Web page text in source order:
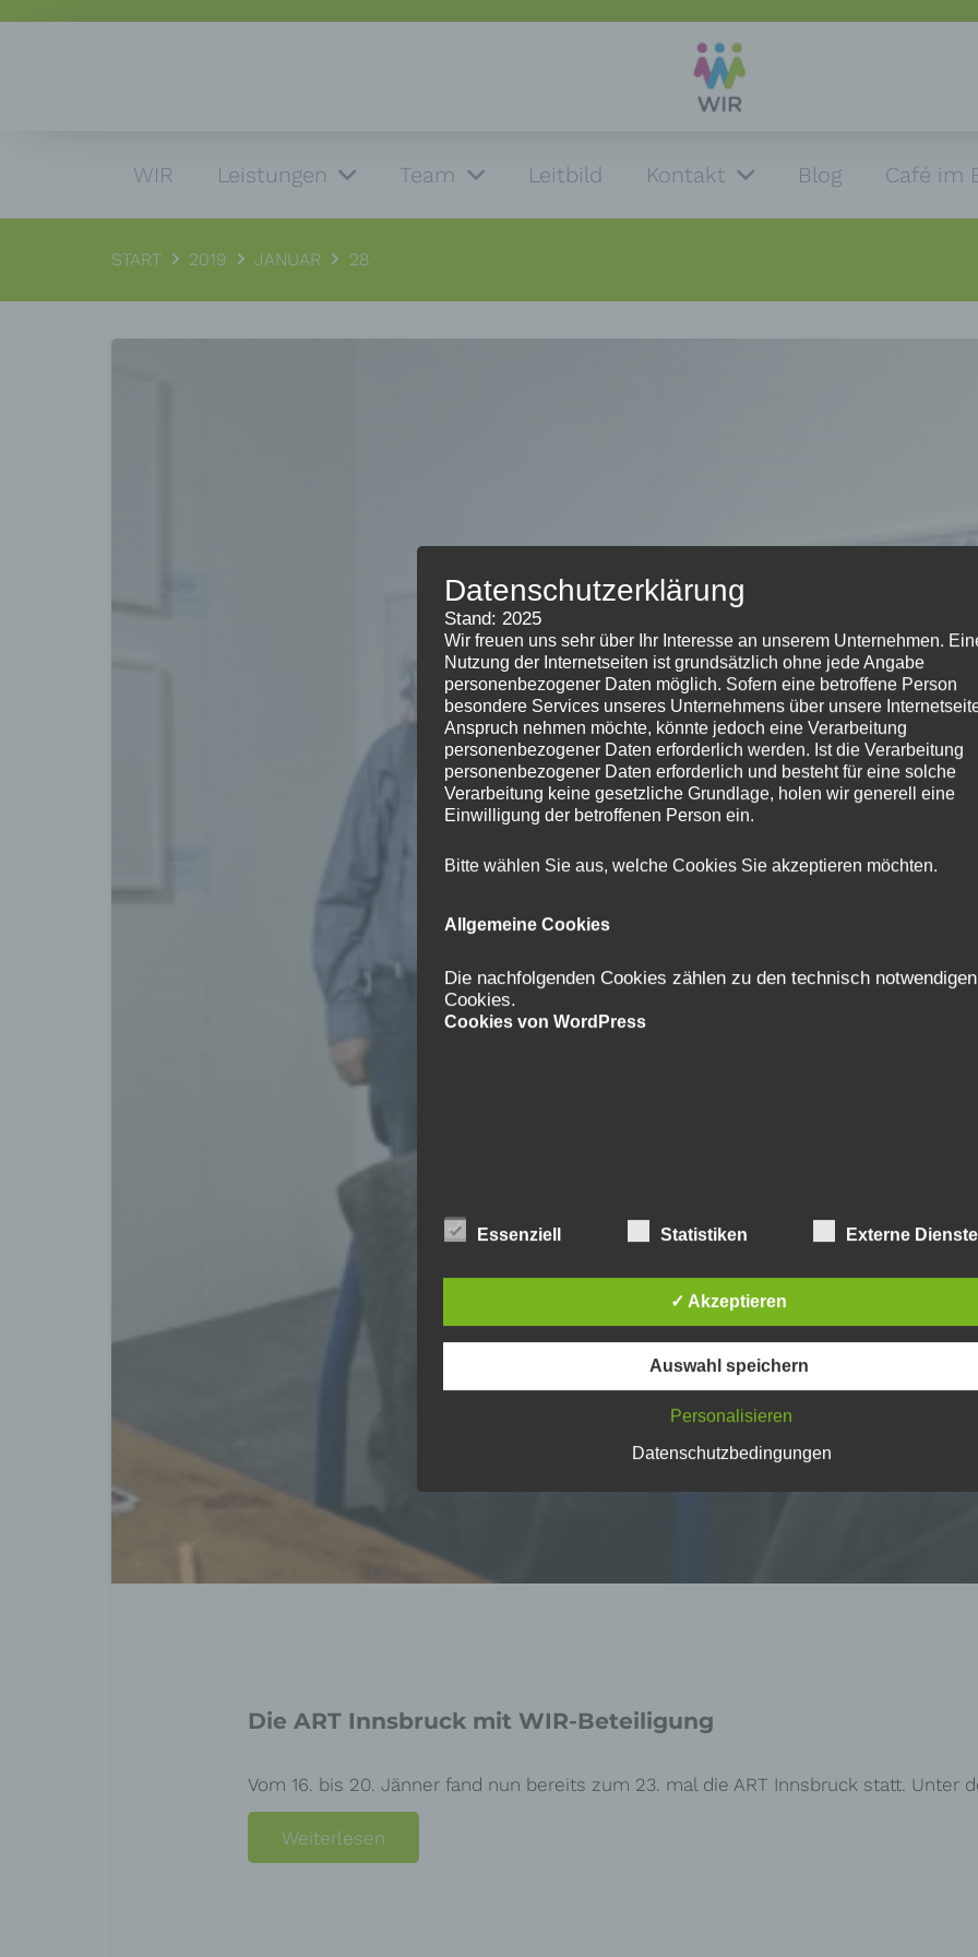
WIR Leistungen Team Leitbild Kontakt Blog Café im
START 2019 JANUAR 28
Die ART Innsbruck mit WIR-Beteiligung
Vom 16. bis 20. Jänner fand nun bereits zum 23. mal die ART Innsbruck statt. Unter
Weiterlesen
Datenschutzerklärung
Stand: 2025
Wir freuen uns sehr über Ihr Interesse an unserem Unternehmen.
Nutzung der Internetseiten ist grundsätzlich ohne jede Angabe
personenbezogener Daten möglich. Sofern eine betroffene Person
besondere Services unseres Unternehmens über unsere
Anspruch nehmen möchte, könnte jedoch eine Verarbeitung
personenbezogener Daten erforderlich werden. Ist die Verarbeitung
personenbezogener Daten erforderlich und besteht für eine solche
Verarbeitung keine gesetzliche Grundlage, holen wir generell eine
Einwilligung der betroffenen Person ein.
Bitte wählen Sie aus, welche Cookies Sie akzeptieren möchten.
Allgemeine Cookies
Die nachfolgenden Cookies zählen zu den technisch notwendigen
Cookies.
Cookies von WordPress
Essenziell Statistiken Externe Dienste
✓ Akzeptieren
Auswahl speichern
Personalisieren
Datenschutzbedingungen